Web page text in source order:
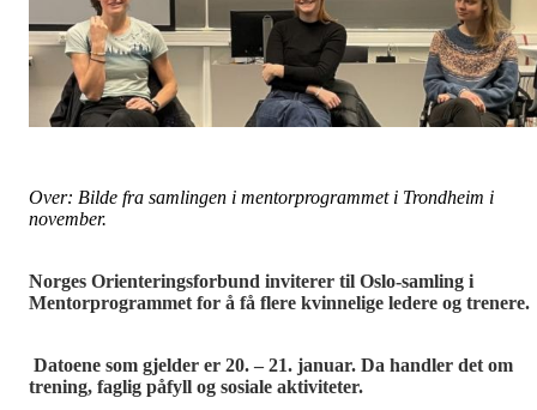
Over: Bilde fra samlingen i mentorprogrammet i Trondheim i
november.
Norges Orienteringsforbund inviterer til Oslo-samling i
Mentorprogrammet for å få flere kvinnelige ledere og trenere.
Datoene som gjelder er 20. – 21. januar. Da handler det om
trening, faglig påfyll og sosiale aktiviteter.